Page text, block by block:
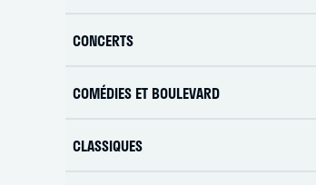
CONCERTS
COMÉDIES ET BOULEVARD
CLASSIQUES